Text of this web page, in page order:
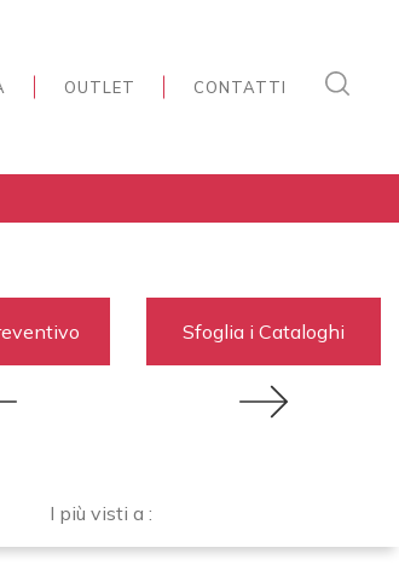
OUTLET CONTATTI
Sfoglia i Cataloghi
I più visti a :